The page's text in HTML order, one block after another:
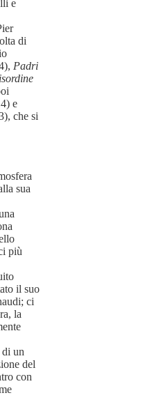
e
di
Padri
e
che si
sua
più
il suo
ci
la
di un
del
con